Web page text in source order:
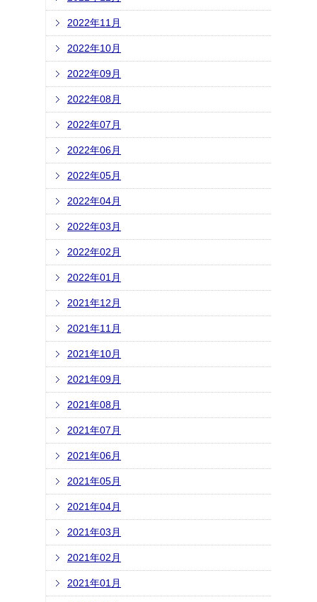
2022年11月
2022年10月
2022年09月
2022年08月
2022年07月
2022年06月
2022年05月
2022年04月
2022年03月
2022年02月
2022年01月
2021年12月
2021年11月
2021年10月
2021年09月
2021年08月
2021年07月
2021年06月
2021年05月
2021年04月
2021年03月
2021年02月
2021年01月